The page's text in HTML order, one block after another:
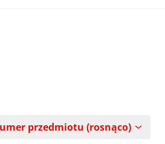
przedmiotu (rosnąco)